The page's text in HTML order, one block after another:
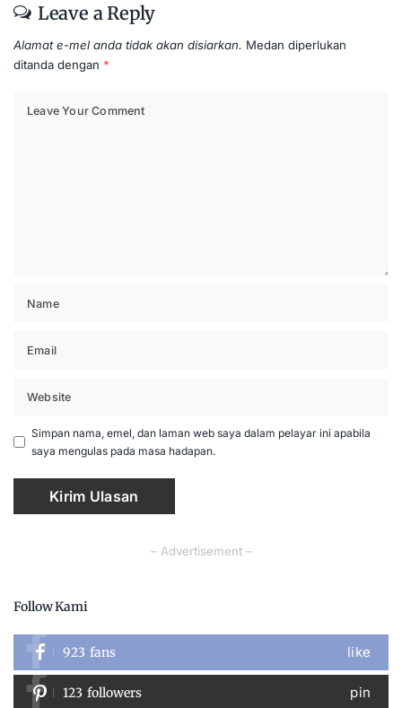
Leave a Reply
Alamat e-mel anda tidak akan disiarkan. Medan diperlukan
ditanda dengan *
Simpan nama, emel, dan laman web saya dalam pelayar ini apabila
saya mengulas pada masa hadapan.
– Advertisement –
Follow Kami
923 fans like
123 followers pin